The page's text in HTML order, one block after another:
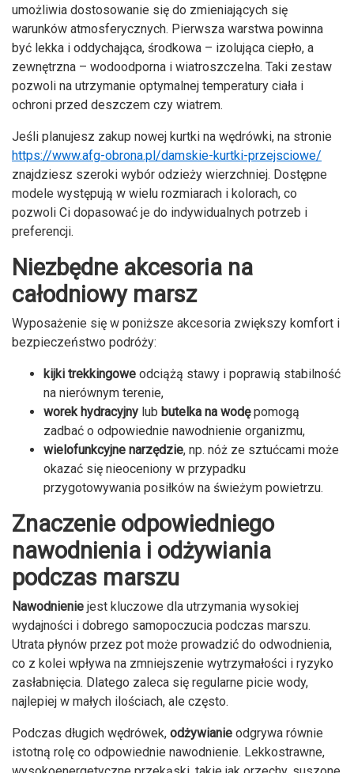
umożliwia dostosowanie się do zmieniających się
warunków atmosferycznych. Pierwsza warstwa powinna
być lekka i oddychająca, środkowa – izolująca ciepło, a
zewnętrzna – wodoodporna i wiatroszczelna. Taki zestaw
pozwoli na utrzymanie optymalnej temperatury ciała i
ochroni przed deszczem czy wiatrem.
Jeśli planujesz zakup nowej kurtki na wędrówki, na stronie
https://www.afg-obrona.pl/damskie-kurtki-przejsciowe/
znajdziesz szeroki wybór odzieży wierzchniej. Dostępne
modele występują w wielu rozmiarach i kolorach, co
pozwoli Ci dopasować je do indywidualnych potrzeb i
preferencji.
Niezbędne akcesoria na
całodniowy marsz
Wyposażenie się w poniższe akcesoria zwiększy komfort i
bezpieczeństwo podróży:
kijki trekkingowe odciążą stawy i poprawią stabilność
na nierównym terenie,
worek hydracyjny lub butelka na wodępomogą
zadbać o odpowiednie nawodnienie organizmu,
wielofunkcyjne narzędzie, np. nóż ze sztućcami może
okazać się nieoceniony w przypadku
przygotowywania posiłków na świeżym powietrzu.
Znaczenie odpowiedniego
nawodnienia i odżywiania
podczas marszu
Nawodnienie jest kluczowe dla utrzymania wysokiej
wydajności i dobrego samopoczucia podczas marszu.
Utrata płynów przez pot może prowadzić do odwodnienia,
co z kolei wpływa na zmniejszenie wytrzymałości i ryzyko
zasłabnięcia. Dlatego zaleca się regularne picie wody,
najlepiej w małych ilościach, ale często.
Podczas długich wędrówek, odżywianie odgrywa równie
istotną rolę co odpowiednie nawodnienie. Lekkostrawne,